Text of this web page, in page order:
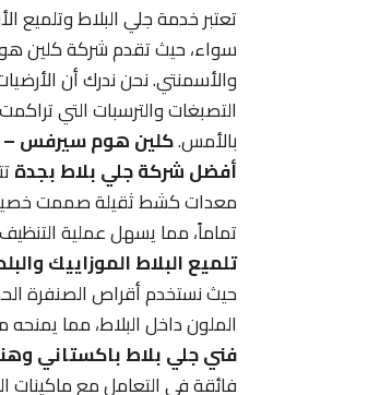
تعتبر خدمة جلي البلاط وتلميع
سواء، حيث تقدم شركة كلين هوم
والأسمنتي. نحن ندرك أن
التصبغات والترسبات التي
بالأمس.كلين هوم سيرفس –
أفضل شركة جلي بلاط بجدة
معدات كشط ثقيلة صممت خصيصاً
تماماً، مما يسهل عملية
تلميع البلاط الموزاييك
حيث نستخدم أقراص الصنفرة
الملون داخل البلاط، مما
فني جلي بلاط باكستاني
فائقة في التعامل مع ماكينات